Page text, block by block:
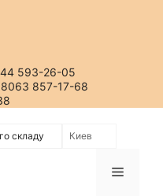
593-26-05
857-17-68
Меню